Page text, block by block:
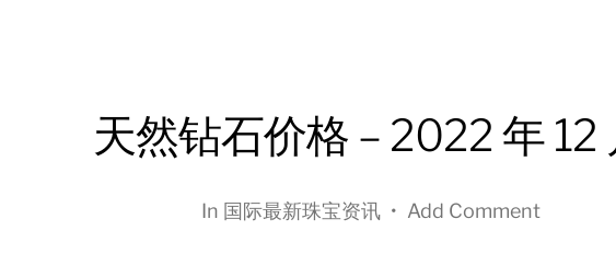
天然钻石价格 – 2022 年 12
In 国际最新珠宝资讯 • Add Comment